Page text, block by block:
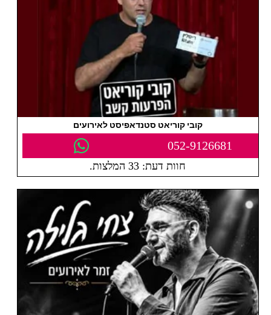
קובי קוריאט סטנדאפיסט לאירועים
052-9126681
חוות דעת: 33 המלצות.